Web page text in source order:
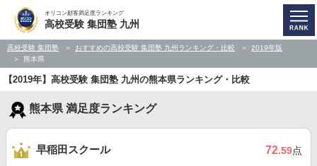
オリコン顧客満足度ランキング
高校受験 集団塾 九州
高校受験 集団塾 おすすめの高校受験 集団塾 九州ランキング・比較
2019年版
熊本県
【2019年】高校受験 集団塾 九州の熊本県ランキング・比較
熊本県 満足度ランキング
早稲田スクール 72.59点